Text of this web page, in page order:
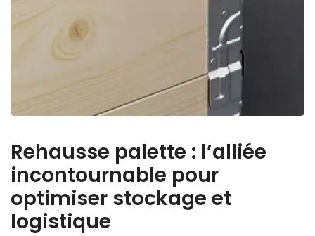
Rehausse palette : l’alliée
incontournable pour
optimiser stockage et
logistique